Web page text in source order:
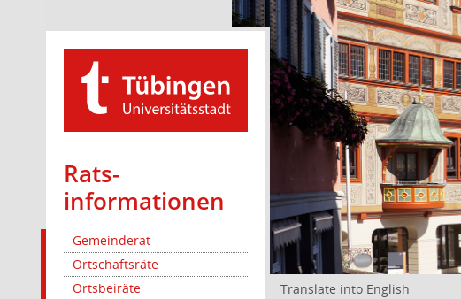
Rats­
informationen
Gemeinderat
Ortschaftsräte
Ortsbeiräte
Translate into English